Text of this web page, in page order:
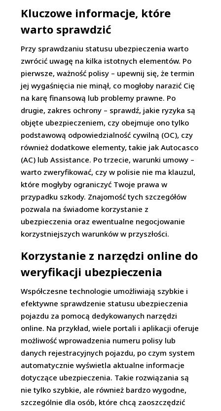
Kluczowe informacje, które
warto sprawdzić
Przy sprawdzaniu statusu ubezpieczenia warto
zwrócić uwagę na kilka istotnych elementów. Po
pierwsze, ważność polisy – upewnij się, że termin
jej wygaśnięcia nie minął, co mogłoby narazić Cię
na karę finansową lub problemy prawne. Po
drugie, zakres ochrony – sprawdź, jakie ryzyka są
objęte ubezpieczeniem, czy obejmuje ono tylko
podstawową odpowiedzialność cywilną (OC), czy
również dodatkowe elementy, takie jak Autocasco
(AC) lub Assistance. Po trzecie, warunki umowy –
warto zweryfikować, czy w polisie nie ma klauzul,
które mogłyby ograniczyć Twoje prawa w
przypadku szkody. Znajomość tych szczegółów
pozwala na świadome korzystanie z
ubezpieczenia oraz ewentualne negocjowanie
korzystniejszych warunków w przyszłości.
Korzystanie z narzędzi online do
weryfikacji ubezpieczenia
Współczesne technologie umożliwiają szybkie i
efektywne sprawdzenie statusu ubezpieczenia
pojazdu za pomocą dedykowanych narzędzi
online. Na przykład, wiele portali i aplikacji oferuje
możliwość wprowadzenia numeru polisy lub
danych rejestracyjnych pojazdu, po czym system
automatycznie wyświetla aktualne informacje
dotyczące ubezpieczenia. Takie rozwiązania są
nie tylko szybkie, ale również bardzo wygodne,
szczególnie dla osób, które chcą zaoszczędzić